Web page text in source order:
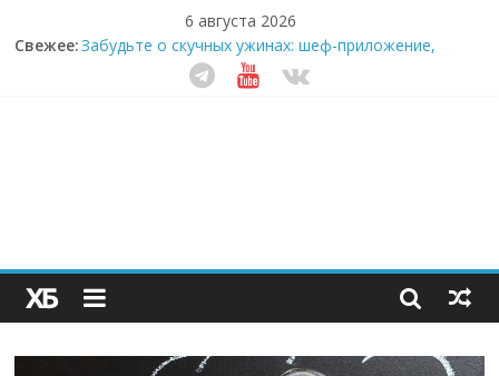
6 августа 2026
Свежее:Забудьте о скучных ужинах: шеф-приложение,
которое видит вашу еду насквозь
Небо зовёт: как бизнес на полётах дронов и
Секрет супергидратации: почему кокосовая вода с
пребиотиками становится главным трендом
здорового питания